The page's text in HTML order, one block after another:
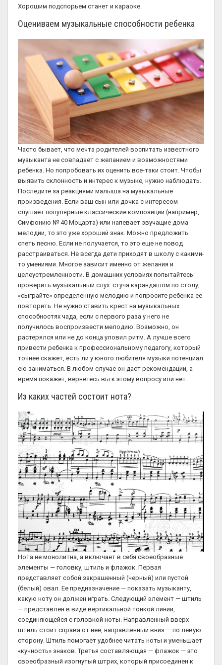
Хорошим подспорьем станет и караоке.
Оцениваем музыкальные способности ребенка
Часто бывает, что мечта родителей воспитать известного
музыканта не совпадает с желанием и возможностями
ребенка. Но попробовать их оценить все-таки стоит. Чтобы
выявить склонность и интерес к музыке, нужно наблюдать.
Последите за реакциями малыша на музыкальные
произведения. Если ваш сын или дочка с интересом
слушает популярные классические композиции (например,
Симфонию № 40 Моцарта) или напевает звучащие дома
мелодии, то это уже хороший знак. Можно предложить
спеть песню. Если не получается, то это еще не повод
расстраиваться. Не всегда дети приходят в школу с какими-
то умениями. Многое зависит именно от желания и
целеустремленности. В домашних условиях попытайтесь
проверить музыкальный слух: стуча карандашом по столу,
«сыграйте» определенную мелодию и попросите ребенка ее
повторить. Не нужно ставить крест на музыкальных
способностях чада, если с первого раза у него не
получилось воспроизвести мелодию. Возможно, он
растерялся или не до конца уловил ритм. А лучше всего
привести ребенка к профессиональному педагогу, который
точнее скажет, есть ли у юного любителя музыки потенциал
ею заниматься. В любом случае он даст рекомендации, а
время покажет, вернетесь вы к этому вопросу или нет.
Из каких частей состоит нота?
Нота не монолитна, а включает в себя своеобразные
элементы — головку, штиль и флажок. Первая
представляет собой закрашенный (черный) или пустой
(белый) овал. Ее предназначение — показать музыканту,
какую ноту он должен играть. Следующий элемент — штиль
— представлен в виде вертикальной тонкой линии,
соединяющейся с головкой ноты. Направленный вверх
штиль стоит справа от нее, направленный вниз — по левую
сторону. Штиль помогает удобнее читать ноты и уменьшает
«кучность» знаков. Третья составляющая — флажок — это
своеобразный изогнутый штрих, который присоединен к